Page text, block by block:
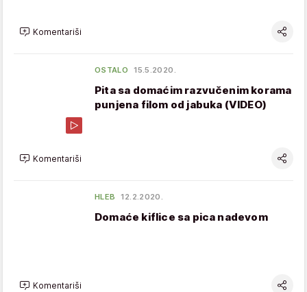
Komentariši
OSTALO 15.5.2020.
Pita sa domaćim razvučenim korama
punjena filom od jabuka (VIDEO)
Komentariši
HLEB 12.2.2020.
Domaće kiflice sa pica nadevom
Komentariši